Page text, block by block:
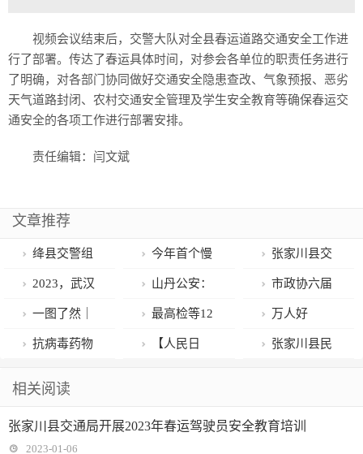
视频会议结束后，交警大队对全县春运道路交通安全工作进
行了部署。传达了春运具体时间，对参会各单位的职责任务进行
了明确，对各部门协同做好交通安全隐患查改、气象预报、恶劣
天气道路封闭、农村交通安全管理及学生安全教育等确保春运交
通安全的各项工作进行部署安排。
责任编辑：闫文斌
文章推荐
绛县交警组
织召开春运道
路交通安全部
署会
今年首个慢
行系统改造工
程开工 朝阳门
桥区自行车道
张家川县交
通局开展2023
年春运驾驶员
安全教育培训
2023，武汉
向前 | 谭芳带
你看两会
山丹公安：
“他很平凡，也
很不凡” ——
市政协六届
一次会议举行
第二次全体会
一图了然｜
新冠治疗有“特
Paxlovid你了
最高检等12
部门联合印发
综合治理
万人好
评！！真的有
抗病毒药物
感染吗？解答
【人民日
更明、法更透
张家川县民
办”线上培训工
相关阅读
张家川县交通局开展2023年春运驾驶员安全教育培训
2023-01-06